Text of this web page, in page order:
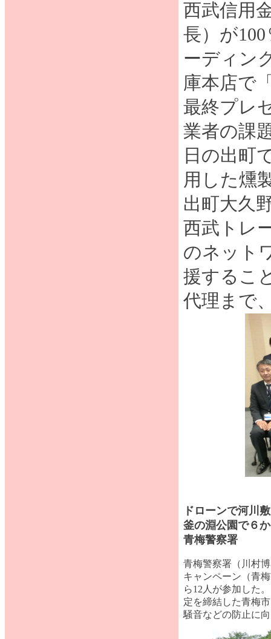
西武信用
長）が
ーディン
庫本店で
最終プレ
業者の課
日の出町
用した燻
出町大久
西武トレ
のネット
援するこ
代理まで
ドローンで河川
釜の淵公園で６
青梅警察署
青梅警察署（川村
キャンペーン（青
ら12人が参加した
定を締結した青梅
騒音などの防止に